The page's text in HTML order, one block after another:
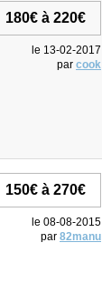
180€ à 220€
le 13-02-2017
par cook
150€ à 270€
le 08-08-2015
par 82manu